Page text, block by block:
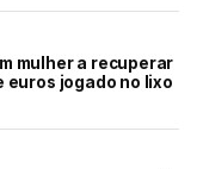
mulher a recuperar
euros jogado no lixo